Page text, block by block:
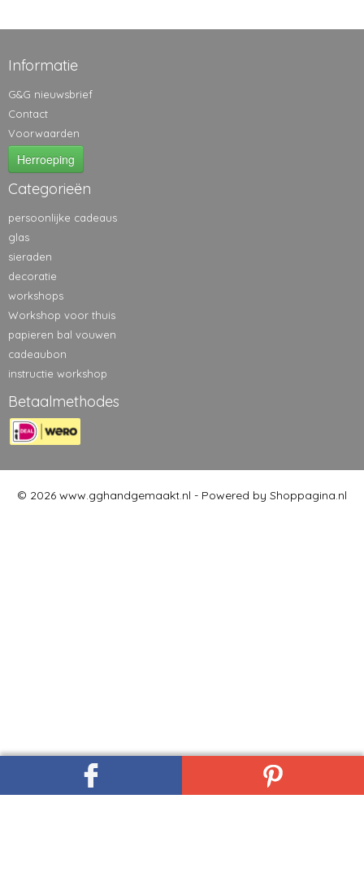
Informatie
G&G nieuwsbrief
Contact
Voorwaarden
Herroeping
Categorieën
persoonlijke cadeaus
glas
sieraden
decoratie
workshops
Workshop voor thuis
papieren bal vouwen
cadeaubon
instructie workshop
Betaalmethodes
© 2026 www.gghandgemaakt.nl - Powered by Shoppagina.nl